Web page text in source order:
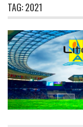
TAG:2021